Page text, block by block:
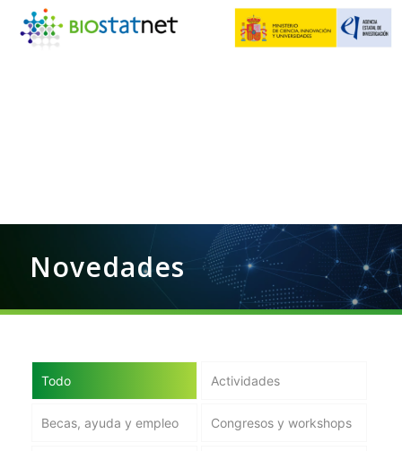
Novedades
Todo Actividades
Becas, ayuda y empleo Congresos y workshops